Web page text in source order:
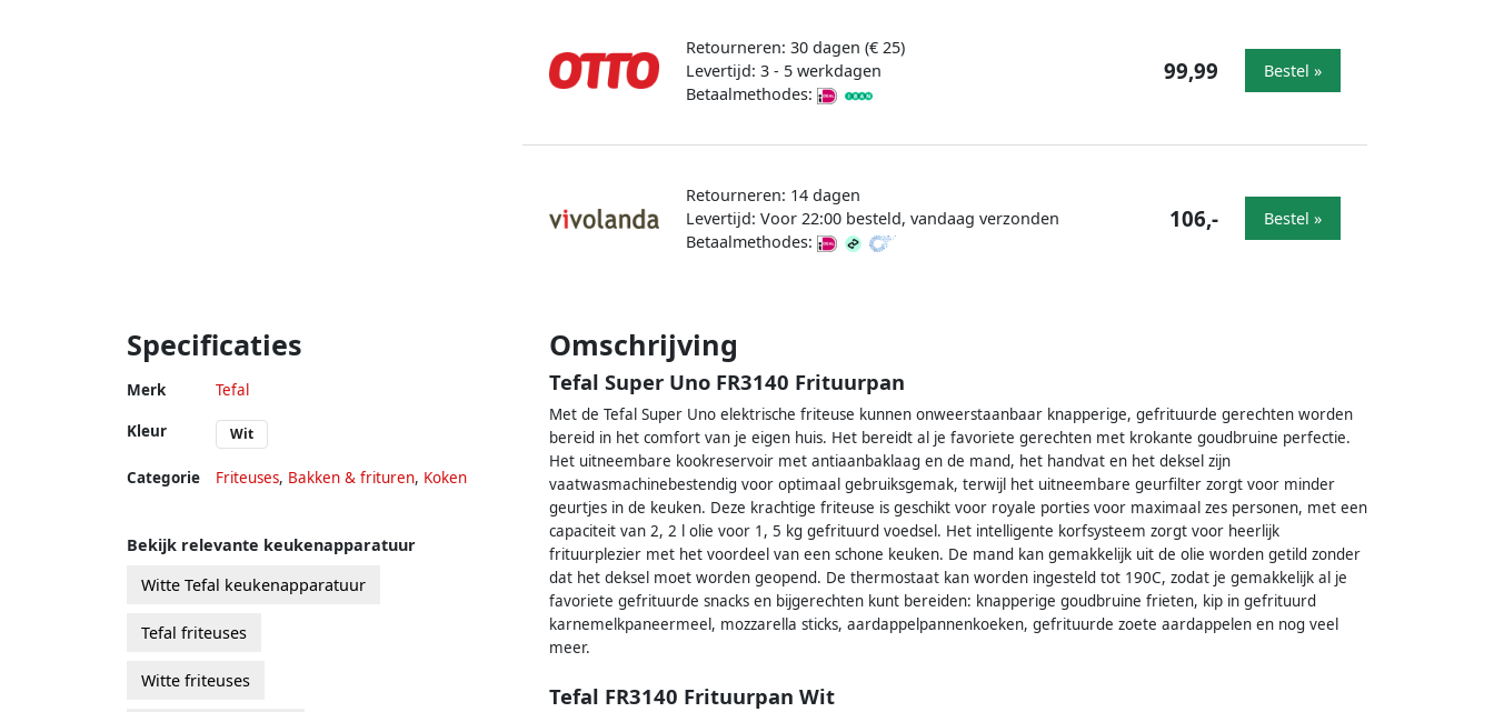
Retourneren: 30 dagen (€ 25)
Levertijd: 3 - 5 werkdagen
Betaalmethodes:
99,99 Bestel »
Retourneren: 14 dagen
Levertijd: Voor 22:00 besteld, vandaag verzonden
Betaalmethodes:
106,- Bestel »
Specificaties
Merk Tefal
Kleur Wit
Categorie Friteuses, Bakken & frituren, Koken
Omschrijving
Tefal Super Uno FR3140 Frituurpan
Met de Tefal Super Uno elektrische friteuse kunnen onweerstaanbaar knapperige, gefrituurde gerechten worden
bereid in het comfort van je eigen huis. Het bereidt al je favoriete gerechten met krokante goudbruine perfectie.
Het uitneembare kookreservoir met antiaanbaklaag en de mand, het handvat en het deksel zijn
vaatwasmachinebestendig voor optimaal gebruiksgemak, terwijl het uitneembare geurfilter zorgt voor minder
geurtjes in de keuken. Deze krachtige friteuse is geschikt voor royale porties voor maximaal zes personen, met een
capaciteit van 2, 2 l olie voor 1, 5 kg gefrituurd voedsel. Het intelligente korfsysteem zorgt voor heerlijk
frituurplezier met het voordeel van een schone keuken. De mand kan gemakkelijk uit de olie worden getild zonder
dat het deksel moet worden geopend. De thermostaat kan worden ingesteld tot 190C, zodat je gemakkelijk al je
favoriete gefrituurde snacks en bijgerechten kunt bereiden: knapperige goudbruine frieten, kip in gefrituurd
karnemelkpaneermeel, mozzarella sticks, aardappelpannenkoeken, gefrituurde zoete aardappelen en nog veel
meer.
Tefal FR3140 Frituurpan Wit
Bekijk relevante keukenapparatuur
Witte Tefal keukenapparatuur
Tefal friteuses
Witte friteuses